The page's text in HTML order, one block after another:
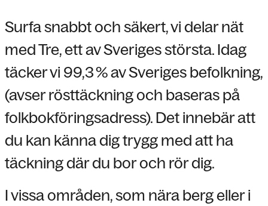
Surfa snabbt och säkert, vi delar nät
med Tre, ett av Sveriges största. Idag
täcker vi 99,3 % av Sveriges befolkning,
(avser rösttäckning och baseras på
folkbokföringsadress). Det innebär att
du kan känna dig trygg med att ha
täckning där du bor och rör dig.
I vissa områden, som nära berg eller i